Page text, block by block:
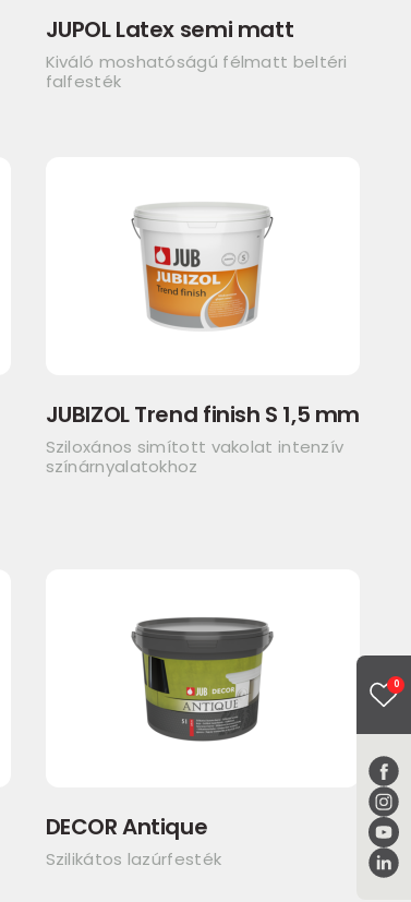
0
JUPOL Latex semi matt
Kiváló moshatóságú félmatt beltéri
falfesték
JUBIZOL Trend finish S 1,5 mm
Sziloxános simított vakolat intenzív
színárnyalatokhoz
DECOR Antique
Szilikátos lazúrfesték